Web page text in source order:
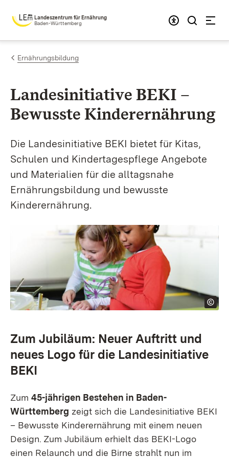
Zum Inhalt springen
Landeszentrum für Ernährung
Baden-Württemberg
Ernährungsbildung
Landesinitiative BEKI –
Bewusste Kinderernährung
Die Landesinitiative BEKI bietet für Kitas,
Schulen und Kindertagespflege Angebote
und Materialien für die alltagsnahe
Ernährungsbildung und bewusste
Kinderernährung.
Zum Jubiläum: Neuer Auftritt und
neues Logo für die Landesinitiative
BEKI
Zum 45-jährigen Bestehen in Baden-
Württemberg zeigt sich die Landesinitiative BEKI
– Bewusste Kinderernährung mit einem neuen
Design. Zum Jubiläum erhielt das BEKI-Logo
einen Relaunch und die Birne strahlt nun im